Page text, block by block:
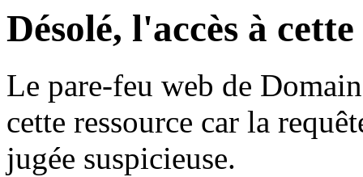
Désolé, l'accès à
Le pare-feu web de
cette ressource car la
jugée suspicieuse.